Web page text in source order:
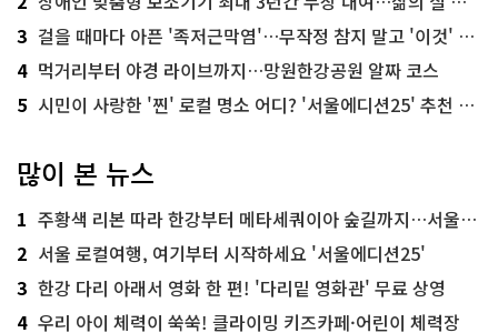
3 걸을 때마다 아픈 '족저근막염'…무작정 참지 말고 '이것' 해보세요!
4 먹거리부터 야경 라이브까지…망원한강공원 알짜 코스
5 시민이 사랑한 '찐' 로컬 명소 어디? '서울에디션25' 추천 코스
많이 본 뉴스
1 주황색 리본 따라 한강부터 메타세쿼이아 숲길까지…서울둘레길 15코스
2 서울 로컬여행, 여기부터 시작하세요 '서울에디션25'
3 한강 다리 아래서 영화 한 편! '다리밑 영화관' 무료 상영
4 우리 아이 체력이 쑥쑥! 클라이밍 키즈카페·어린이 체력장